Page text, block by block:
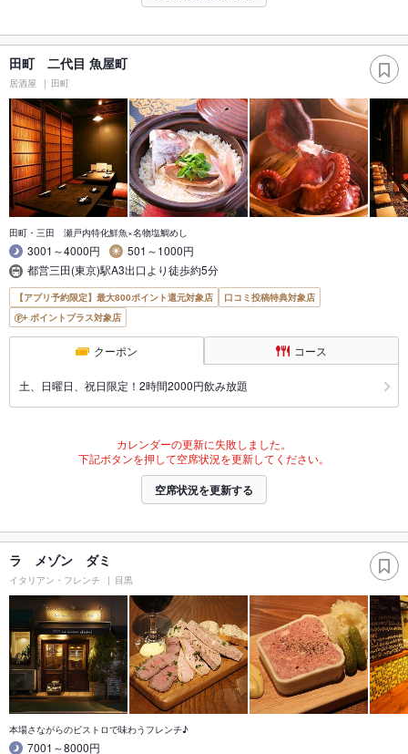
田町 二代目 魚屋町
居酒屋 田町
田町・三田 瀬戸内特化鮮魚×名物塩鯛めし
3001～4000円
501～1000円
都営三田(東京)駅A3出口より徒歩約5分
【アプリ予約限定】最大800ポイント還元対象店
口コミ投稿特典対象店
ポイントプラス対象店
クーポン コース
土、日曜日、祝日限定！2時間2000円飲み放題
カレンダーの更新に失敗しました。
下記ボタンを押して空席状況を更新してください。
空席状況を更新する
ラ メゾン ダミ
イタリアン・フレンチ 目黒
本場さながらのビストロで味わうフレンチ♪
7001～8000円